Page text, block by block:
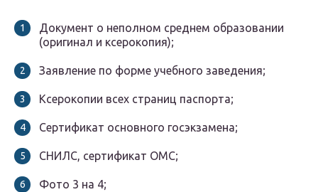
Документ о неполном среднем образовании
(оригинал и ксерокопия);
Заявление по форме учебного заведения;
Ксерокопии всех страниц паспорта;
Сертификат основного госэкзамена;
СНИЛС, сертификат ОМС;
Фото 3 на 4;